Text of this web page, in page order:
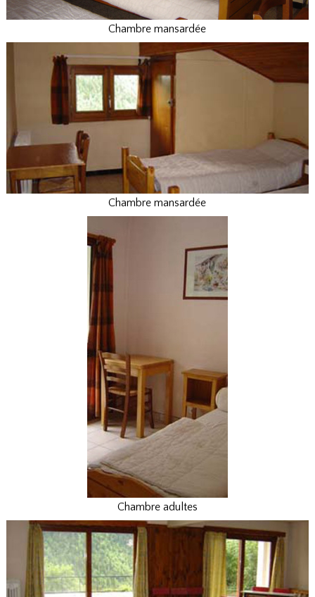
Chambre mansardée
Chambre mansardée
Chambre adultes